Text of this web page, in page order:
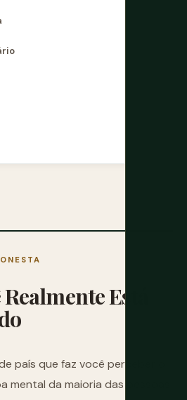
RealmenteEstá
país que faz você perceber o
mental da maioria das pessoas